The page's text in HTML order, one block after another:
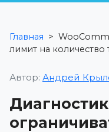
Главная >
лимит на
Автор: Андрей